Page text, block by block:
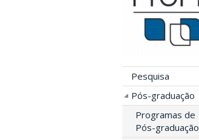
Pesquisa
Pós-graduação
Programas de
Pós-graduação